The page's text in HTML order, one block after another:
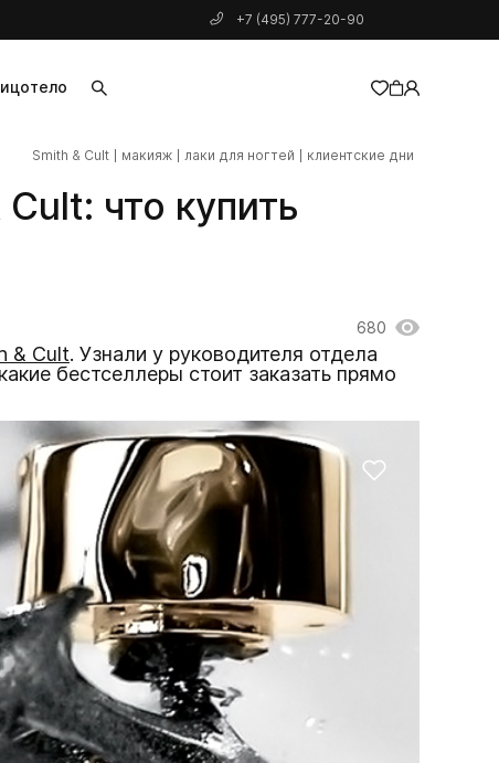
+7 (495) 777-20-90
тело
добавлен в корзину
что купить
Smith & Cult макияж лаки для ногтей клиентские дни
680
& Cult. Узнали у руководителя отдела
бестселлеры стоит заказать прямо